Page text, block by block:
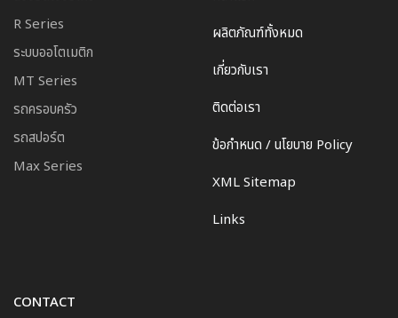
R Series
ระบบออโตเมติก
MT Series
รถครอบครัว
รถสปอร์ต
Max Series
ผลิตภัณฑ์ทั้งหมด
เกี่ยวกับเรา
ติดต่อเรา
ข้อกำหนด / นโยบาย Policy
XML Sitemap
Links
CONTACT